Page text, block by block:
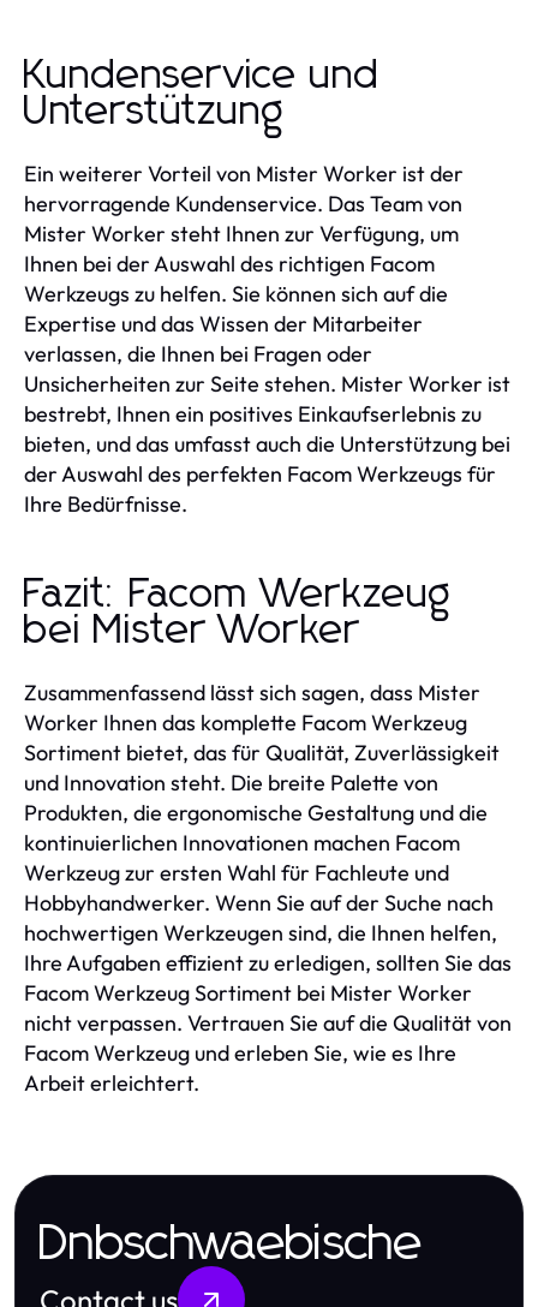
Kundenservice und
Unterstützung
Ein weiterer Vorteil von Mister Worker ist der
hervorragende Kundenservice. Das Team von
Mister Worker steht Ihnen zur Verfügung, um
Ihnen bei der Auswahl des richtigen Facom
Werkzeugs zu helfen. Sie können sich auf die
Expertise und das Wissen der Mitarbeiter
verlassen, die Ihnen bei Fragen oder
Unsicherheiten zur Seite stehen. Mister Worker ist
bestrebt, Ihnen ein positives Einkaufserlebnis zu
bieten, und das umfasst auch die Unterstützung bei
der Auswahl des perfekten Facom Werkzeugs für
Ihre Bedürfnisse.
Fazit: Facom Werkzeug
bei Mister Worker
Zusammenfassend lässt sich sagen, dass Mister
Worker Ihnen das komplette Facom Werkzeug
Sortiment bietet, das für Qualität, Zuverlässigkeit
und Innovation steht. Die breite Palette von
Produkten, die ergonomische Gestaltung und die
kontinuierlichen Innovationen machen Facom
Werkzeug zur ersten Wahl für Fachleute und
Hobbyhandwerker. Wenn Sie auf der Suche nach
hochwertigen Werkzeugen sind, die Ihnen helfen,
Ihre Aufgaben effizient zu erledigen, sollten Sie das
Facom Werkzeug Sortiment bei Mister Worker
nicht verpassen. Vertrauen Sie auf die Qualität von
Facom Werkzeug und erleben Sie, wie es Ihre
Arbeit erleichtert.
Dnbschwaebische
Contact us